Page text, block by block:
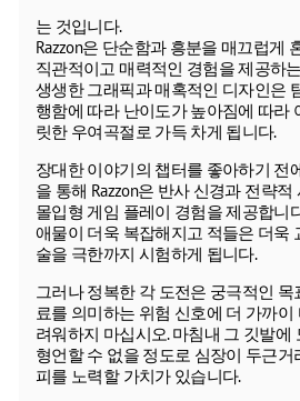
는 것입니다.
Razzon은 단순함과 흥분을 매끄럽게
직관적이고 매력적인 경험을 제공하
생생한 그래픽과 매혹적인 디자인은
행함에 따라 난이도가 높아짐에 따라
릿한 우여곡절로 가득 차게 됩니다.
장대한 이야기의 챕터를 좋아하기 전
을 통해 Razzon은 반사 신경과 전략
몰입형 게임 플레이 경험을 제공합니
애물이 더욱 복잡해지고 적들은 더욱
술을 극한까지 시험하게 됩니다.
그러나 정복한 각 도전은 궁극적인
료를 의미하는 위험 신호에 더 가까
려워하지 마십시오. 마침내 그 깃발
형언할 수 없을 정도로 심장이 두근거
피를 노력할 가치가 있습니다.